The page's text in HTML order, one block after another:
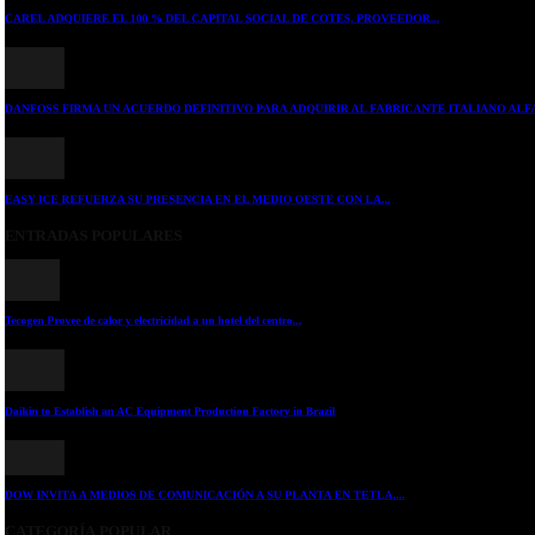
CAREL ADQUIERE EL 100 % DEL CAPITAL SOCIAL DE COTES, PROVEEDOR...
DANFOSS FIRMA UN ACUERDO DEFINITIVO PARA ADQUIRIR AL FABRICANTE ITALIANO
EASY ICE REFUERZA SU PRESENCIA EN EL MEDIO OESTE CON LA...
Tecogen Provee de calor y electricidad a un hotel del centro...
Daikin to Establish an AC Equipment Production Factory in Brazil
DOW INVITA A MEDIOS DE COMUNICACIÓN A SU PLANTA EN TETLA,...